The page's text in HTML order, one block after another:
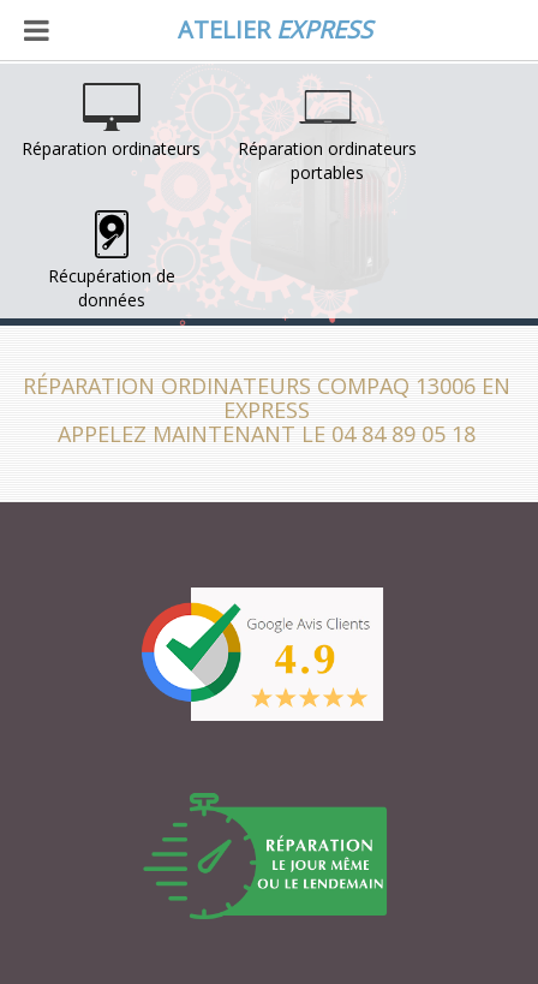
ATELIER EXPRESS
Réparation ordinateurs
Réparation ordinateurs
portables
Récupération de
données
RÉPARATION ORDINATEURS COMPAQ 13006 EN
EXPRESS
APPELEZ MAINTENANT LE 04 84 89 05 18